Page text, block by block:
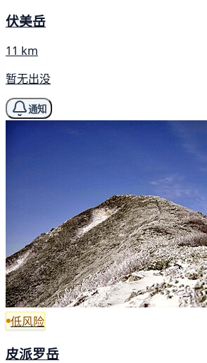
伏美岳
11 km
暂无出没
通知
低风险
皮派罗岳